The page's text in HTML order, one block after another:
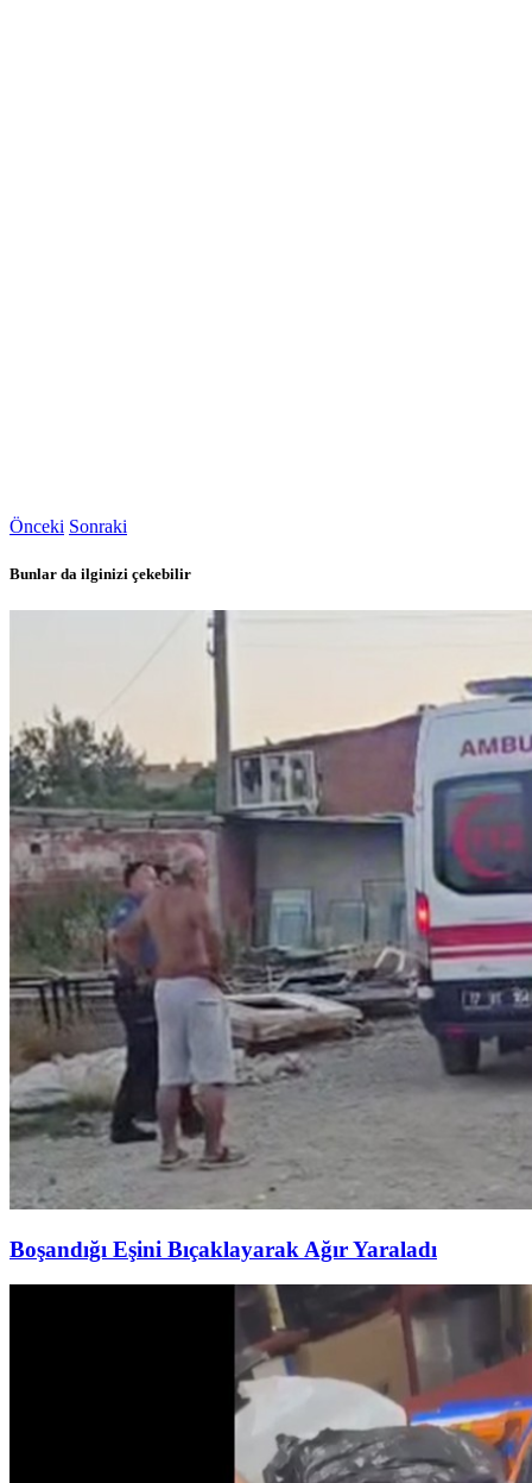
Önceki Sonraki
Bunlar da ilginizi çekebilir
Boşandığı Eşini Bıçaklayarak Ağır Yaraladı